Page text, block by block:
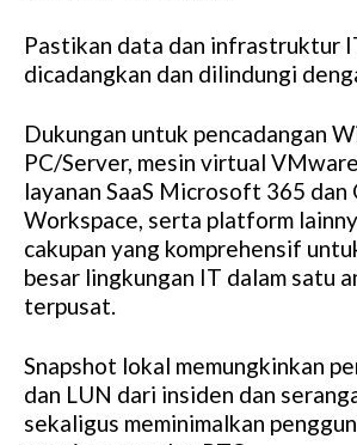
Pastikan data dan infrastruktur
dicadangkan dan dilindungi
Dukungan untuk pencadangan
PC/Server, mesin virtual
layanan SaaS Microsoft 365 dan
Workspace, serta platform
cakupan yang komprehensif
besar lingkungan IT dalam satu
terpusat.
Snapshot lokal memungkinkan
dan LUN dari insiden dan
sekaligus meminimalkan